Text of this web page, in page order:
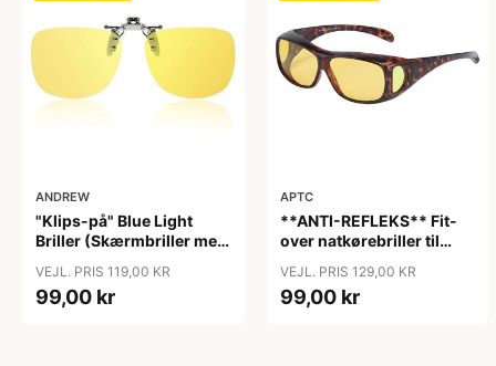
ANDREW
"Klips-på" Blue Light
Briller (Skærmbriller med
VEJL. PRIS 119,00 KR
99,00 kr
APTC
**ANTI-REFLEKS** Fit-
over natkørebriller til
VEJL. PRIS 129,00 KR
99,00 kr